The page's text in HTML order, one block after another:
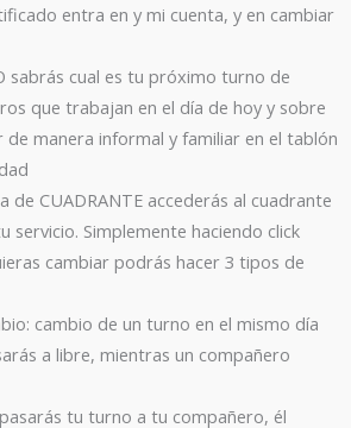
entra en y mi cuenta, y en cambiar
sabrás cual es tu próximo turno de
que trabajan en el día de hoy y sobre
manera informal y familiar en el tablón
de CUADRANTE accederás al cuadrante
servicio. Simplemente haciendo click
cambiar podrás hacer 3 tipos de
cambio de un turno en el mismo día
a libre, mientras un compañero
tu turno a tu compañero, él